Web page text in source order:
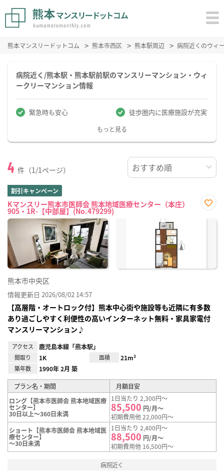
熊本マンスリードットコム 熊本市西区 熊本駅周辺 病院近くのウィ
病院近く/熊本駅・熊本駅前駅のマンスリーマンション・ウィ
ークリーマンション情報
緊急時も安心 徒歩圏内に医療施設が充実
もっと見る
4 件（1/1ページ）
割引キャンペーン
Kマンスリー熊本市医師会 熊本地域医療センター（本庄）
905・1R-【中部屋】(No.479299)
に入
熊本市中央区
情報更新日 2026/08/02 14:57
【高層階・オートロック付】熊本中心街や施設等も近隣に有多数
あり過ごしやすく利便性の高いインターネット無料・家具家電付
マンスリーマンション♪
アクセス 鹿児島本線「熊本駅」
間取り 1K 面積 21m²
築年数 1990年 2月 築
プラン名・期間
月額目安
ロング【熊本市医師会 熊本地域医療
センター】
30日以上～360日未満
1日当たり 2,300円～
85,500 円/月～
初期費用他 22,000円～
ショート【熊本市医師会 熊本地域医
療センター】
～30日未満
1日当たり 2,400円～
88,500 円/月～
初期費用他 16,500円～
病院近く